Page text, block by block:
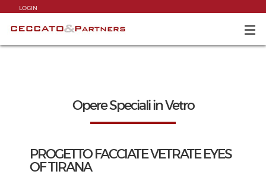
LOGIN
Opere Speciali in Vetro
PROGETTO FACCIATE VETRATE EYES
OF TIRANA